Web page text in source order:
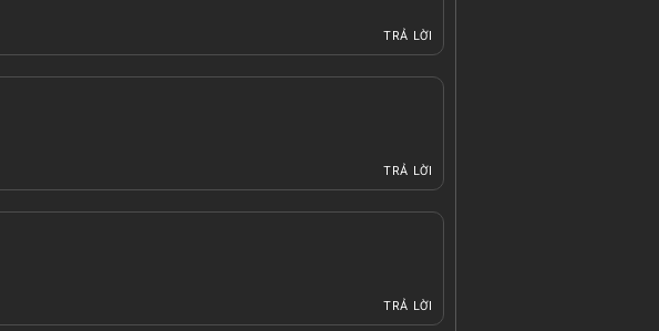
TRẢ LỜI
TRẢ LỜI
TRẢ LỜI